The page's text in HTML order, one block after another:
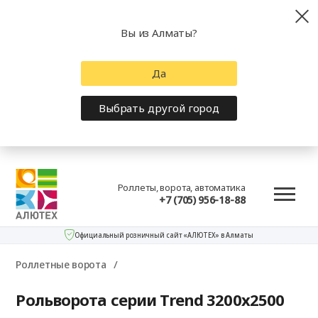
Роллеты, ворота, автоматика
+7 (705) 956-18-88
Официальный розничный сайт «АЛЮТЕХ» в Алматы
Роллетные ворота
Рольворота серии Trend 3200x2500
Вы из Алматы?
Да
Выбрать другой город